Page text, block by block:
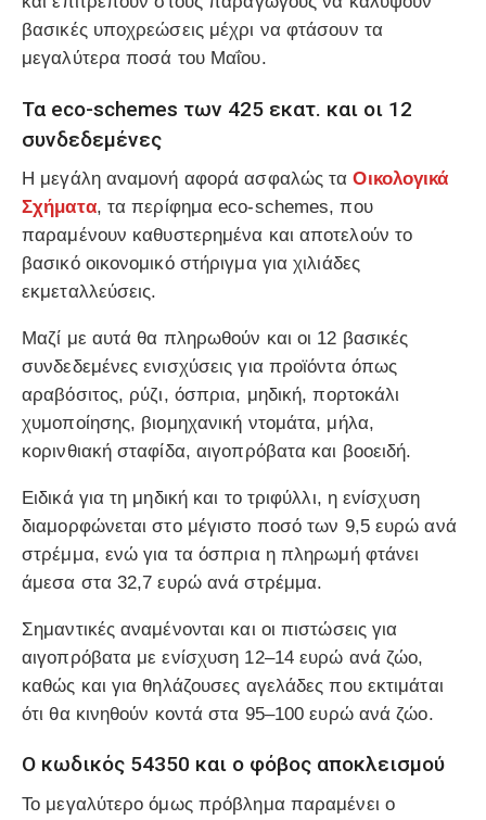
βασικές υποχρεώσεις μέχρι να φτάσουν τα
μεγαλύτερα ποσά του Μαΐου.
Τα eco-schemes των 425 εκατ. και οι 12
συνδεδεμένες
Η μεγάλη αναμονή αφορά ασφαλώς ταΟικολογικά
Σχήματα, τα περίφημα eco-schemes, που
παραμένουν καθυστερημένα και αποτελούν το
βασικό οικονομικό στήριγμα για χιλιάδες
εκμεταλλεύσεις.
Μαζί με αυτά θα πληρωθούν και οι 12 βασικές
συνδεδεμένες ενισχύσεις για προϊόντα όπως
αραβόσιτος, ρύζι, όσπρια, μηδική, πορτοκάλι
χυμοποίησης, βιομηχανική ντομάτα, μήλα,
κορινθιακή σταφίδα, αιγοπρόβατα και βοοειδή.
Ειδικά για τη μηδική και το τριφύλλι, η ενίσχυση
διαμορφώνεται στο μέγιστο ποσό των 9,5 ευρώ ανά
στρέμμα, ενώ για τα όσπρια η πληρωμή φτάνει
άμεσα στα 32,7 ευρώ ανά στρέμμα.
Σημαντικές αναμένονται και οι πιστώσεις για
αιγοπρόβατα με ενίσχυση 12–14 ευρώ ανά ζώο,
καθώς και για θηλάζουσες αγελάδες που εκτιμάται
ότι θα κινηθούν κοντά στα 95–100 ευρώ ανά ζώο.
Ο κωδικός 54350 και ο φόβος αποκλεισμού
Το μεγαλύτερο όμως πρόβλημα παραμένει ο